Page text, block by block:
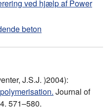
ved hjælp af Power
beton
J.S.J. )2004):
Journal of
571–580.